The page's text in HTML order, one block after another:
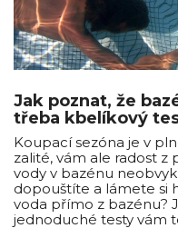
Jak poznat, že
třeba kbelíkový
Koupací sezóna je v
zalité, vám ale radost z
vody v bazénu
dopouštíte a lámete si
voda přímo z bazénu?
jednoduché testy vám